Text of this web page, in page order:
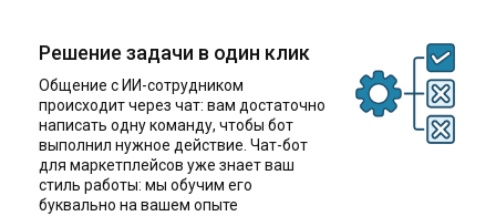
Решение задачи в один клик
Общение с ИИ-сотрудником
происходит через чат: вам достаточно
написать одну команду, чтобы бот
выполнил нужное действие. Чат-бот
для маркетплейсов уже знает ваш
стиль работы: мы обучим его
буквально на вашем опыте